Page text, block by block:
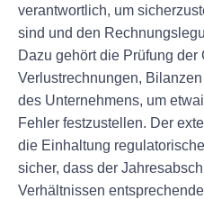
verantwortlich, um
sind und den
Dazu gehört die Prüfung der
Verlustrechnungen,
des Unternehmens, um
Fehler festzustellen. Der
die Einhaltung
sicher, dass der
Verhältnissen